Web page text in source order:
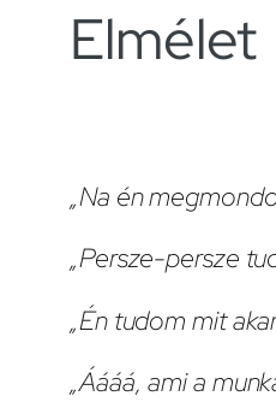
Elmélet
„Na én
„Persze-persze
„Én tudom mit
„Áááá, ami a